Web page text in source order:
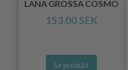
LANA GROSSA COSMO
153.00 SEK
Se produkt